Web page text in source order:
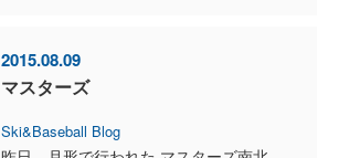
2015.08.09
マスターズ
Ski&Baseball Blog